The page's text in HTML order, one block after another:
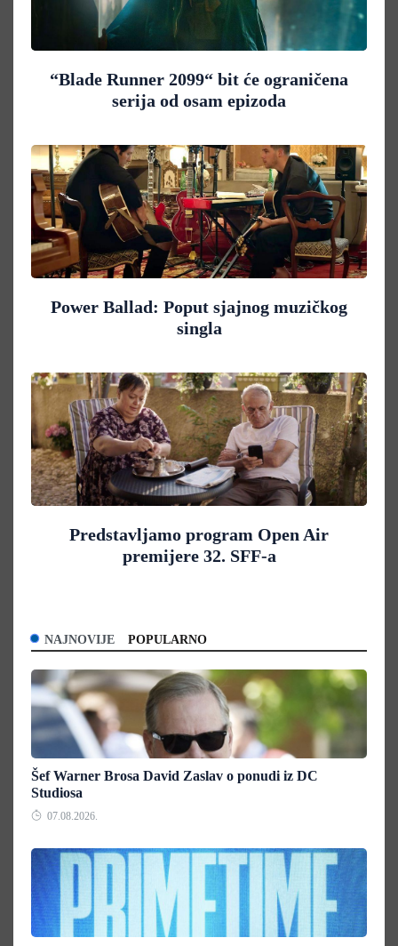
“Blade Runner 2099“ bit će ograničena
serija od osam epizoda
Power Ballad: Poput sjajnog muzičkog
singla
Predstavljamo program Open Air
premijere 32. SFF-a
NAJNOVIJE POPULARNO
Šef Warner Brosa David Zaslav o ponudi iz DC
Studiosa
07.08.2026.